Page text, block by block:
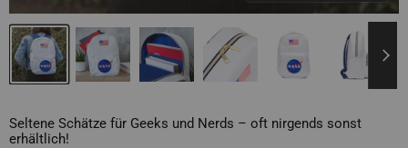
Seltene Schätze für Geeks und Nerds – oft nirgends sonst
erhältlich!